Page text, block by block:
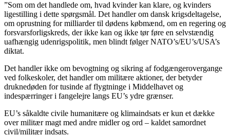
”Som om det handlede om, hvad kvinder kan klare, og kvinders
ligestilling i dette spørgsmål. Det handler om dansk krigsdeltagelse,
om oprustning for milliarder til dødens købmænd, om en regering og
forsvarsforligskreds, der ikke kan og ikke tør føre en selvstændig
uafhængig udenrigspolitik, men blindt følger NATO’s/EU’s/USA’s
diktat.
Det handler ikke om bevogtning og sikring af fodgængerovergange
ved folkeskoler, det handler om militære aktioner, der betyder
druknedøden for tusinde af flygtninge i Middelhavet og
indespærringer i fangelejre langs EU’s ydre grænser.
EU’s såkaldte civile humanitære og klimaindsats er kun et dække
over militær magt med andre midler og ord – kaldet samordnet
civil/militær indsats.